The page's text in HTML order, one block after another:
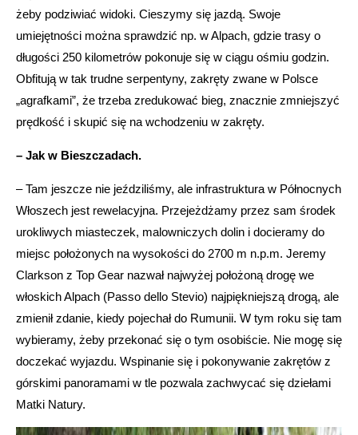
żeby podziwiać widoki. Cieszymy się jazdą. Swoje
umiejętności można sprawdzić np. w Alpach, gdzie trasy o
długości 250 kilometrów pokonuje się w ciągu ośmiu godzin.
Obfitują w tak trudne serpentyny, zakręty zwane w Polsce
„agrafkami”, że trzeba zredukować bieg, znacznie zmniejszyć
prędkość i skupić się na wchodzeniu w zakręty.
– Jak w Bieszczadach.
– Tam jeszcze nie jeździliśmy, ale infrastruktura w Północnych
Włoszech jest rewelacyjna. Przejeżdżamy przez sam środek
urokliwych miasteczek, malowniczych dolin i docieramy do
miejsc położonych na wysokości do 2700 m n.p.m. Jeremy
Clarkson z Top Gear nazwał najwyżej położoną drogę we
włoskich Alpach (Passo dello Stevio) najpiękniejszą drogą, ale
zmienił zdanie, kiedy pojechał do Rumunii. W tym roku się tam
wybieramy, żeby przekonać się o tym osobiście. Nie mogę się
doczekać wyjazdu. Wspinanie się i pokonywanie zakrętów z
górskimi panoramami w tle pozwala zachwycać się dziełami
Matki Natury.